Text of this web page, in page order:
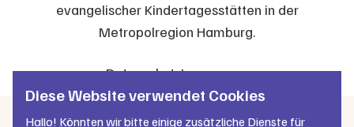
evangelischer Kindertagesstätten in der
Metropolregion Hamburg.
DatenschutzImpressum
Diese Website verwendet Cookies
Hallo! Könnten wir bitte einige zusätzliche Dienste für